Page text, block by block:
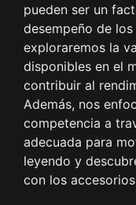
pueden ser un
desempeño de
exploraremos la
disponibles en el
contribuir al
Además, nos
competencia a
adecuada para
leyendo y
con los